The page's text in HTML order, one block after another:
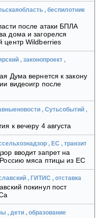
, беспилотник
после атаки БПЛА
дома и загорелся
центр Wildberries
, законопроект ,
Дума вернется к закону
видеоигр после
, Сутьсобытий ,
к вечеру 4 августа
, ЕС , транзит
вводит запрет на
Россию мяса птицы из ЕС
, ГИТИС , отставка
покинул пост
, дети , образование